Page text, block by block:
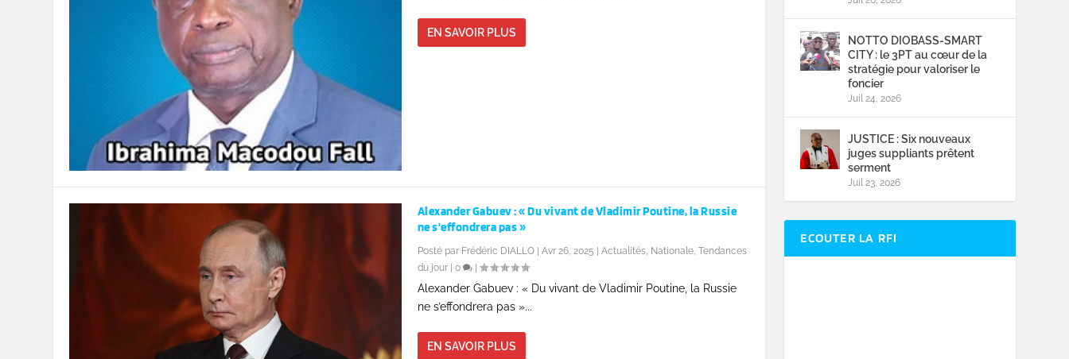
EN SAVOIR PLUS
Alexander Gabuev : « Du vivant de Vladimir Poutine, la Russie
ne s’effondrera pas »
Posté par Frédéric DIALLO| Avr 26, 2025 Actualités, Nationale, Tendances
du jour| 0 |
Alexander Gabuev : « Du vivant de Vladimir Poutine, la Russie
ne s’effondrera pas »...
EN SAVOIR PLUS
NOTTO DIOBASS-SMART
CITY : le 3PT au cœur de la
stratégie pour valoriser le
foncier
Juil 24, 2026
JUSTICE : Six nouveaux
juges suppliants prêtent
serment
Juil 23, 2026
ECOUTER LA RFI